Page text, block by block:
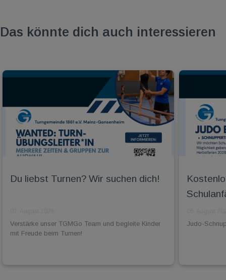
Das könnte dich auch interessieren
Du liebst Turnen? Wir suchen dich!
Verstärke unser TGMGo Team und begleite Kinder
mit Freude beim Turnen!
Judo-